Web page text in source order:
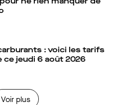
: voici les tarifs
ce jeudi 6 août 2026
Voir plus